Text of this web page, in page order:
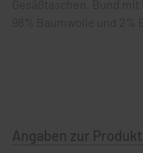
Gesäßtaschen. Bund
98% Baumwolle und 2%
Angaben zur